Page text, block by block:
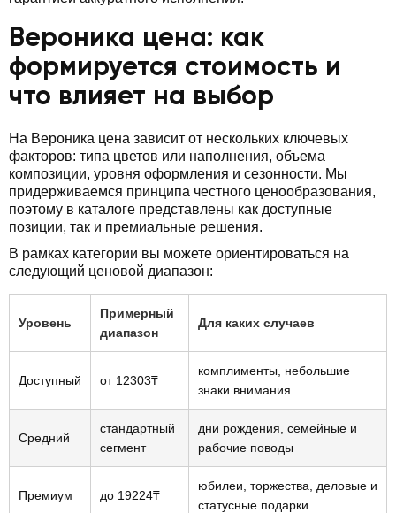
Вероника цена: как
формируется стоимость и
что влияет на выбор
На Вероника цена зависит от нескольких ключевых
факторов: типа цветов или наполнения, объема
композиции, уровня оформления и сезонности. Мы
придерживаемся принципа честного ценообразования,
поэтому в каталоге представлены как доступные
позиции, так и премиальные решения.
В рамках категории вы можете ориентироваться на
следующий ценовой диапазон:
Уровень
Примерный
диапазон
Для каких случаев
Доступный от 12303₸
комплименты, небольшие
знаки внимания
Средний
стандартный
сегмент
дни рождения, семейные и
рабочие поводы
Премиум до 19224₸
юбилеи, торжества, деловые и
статусные подарки